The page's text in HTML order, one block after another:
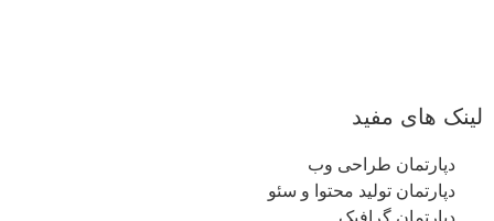
لینک های مفید
دپارتمان طراحی وب
دپارتمان تولید محتوا و سئو
دپارتمان گرافیک